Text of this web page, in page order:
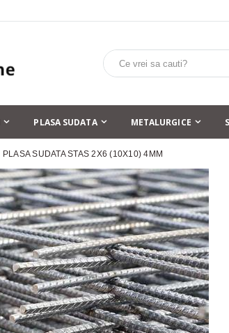
PLASA SUDATA METALURGICE
PLASA SUDATA STAS 2X6 (10X10) 4MM